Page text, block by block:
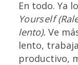
En todo. Ya
Yourself
lento). Ve
lento,
productivo,